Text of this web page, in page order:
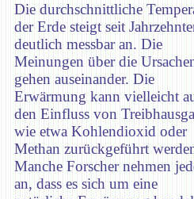
Die durchschnittliche
der Erde steigt seit
deutlich messbar an. Die
Meinungen über die
gehen auseinander. Die
Erwärmung kann vielleicht
den Einfluss von
wie etwa Kohlendioxid oder
Methan zurückgeführt
Manche Forscher nehmen
an, dass es sich um eine